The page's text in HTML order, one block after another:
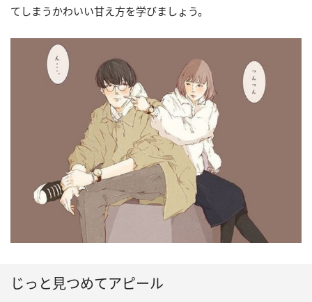
てしまうかわいい甘え方を学びましょう。
じっと見つめてアピール